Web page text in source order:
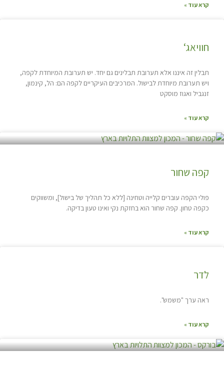
קרא עוד »
חוויאג‘
תבלין זה איננו אלא תערובת תבלינים גם יחד. יש תערובת המיוחדת לקפה,
ויש תערובת מיוחדת לבישול. המרכיבים העיקריים לקפה הם: הל, קינמון,
זנגביל ואגוז מוסקט
קרא עוד »
קפה שחור
פולי הקפה עוברים קלייה וטחינה [ללא כל תהליך של בישול], ומשווקים
כקפה טחון. קפה שחור הוא בחזקת נקי ואינו טעון בדיקה.
קרא עוד »
לדר
ראה ערך "משמש".
קרא עוד »